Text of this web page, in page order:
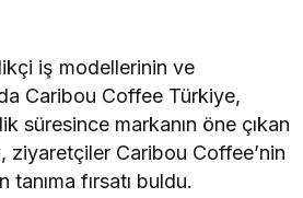
iş modellerinin ve
Caribou Coffee Türkiye,
süresince markanın öne çıkan
ziyaretçiler Caribou Coffee’nin
fırsatı buldu.